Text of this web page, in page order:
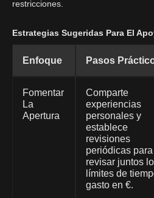
restricciones.
Estrategias Sugeridas Para El
Enfoque Pasos
Fomentar
La
Apertura
Comparte
experiencias
personales y
establece
revisiones
periódicas para
revisar juntos
límites de
gasto en €.